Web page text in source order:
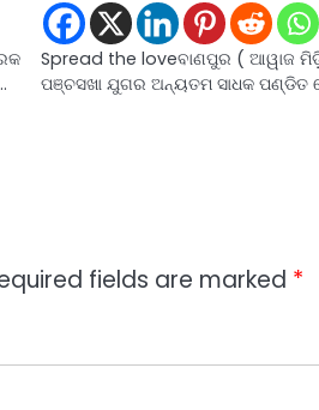
Spread the loveବାଣପୁର ( ଆୱାଜ
ପଞ୍ଚସଖା ଯୁଗର ଅନ୍ୟତମ ସାଧକ ପଣ୍ଡିତ
fields are marked *